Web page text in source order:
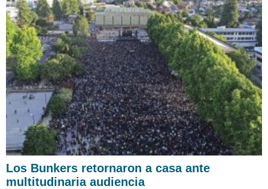
Los Bunkers retornaron a casa ante
multitudinaria audiencia